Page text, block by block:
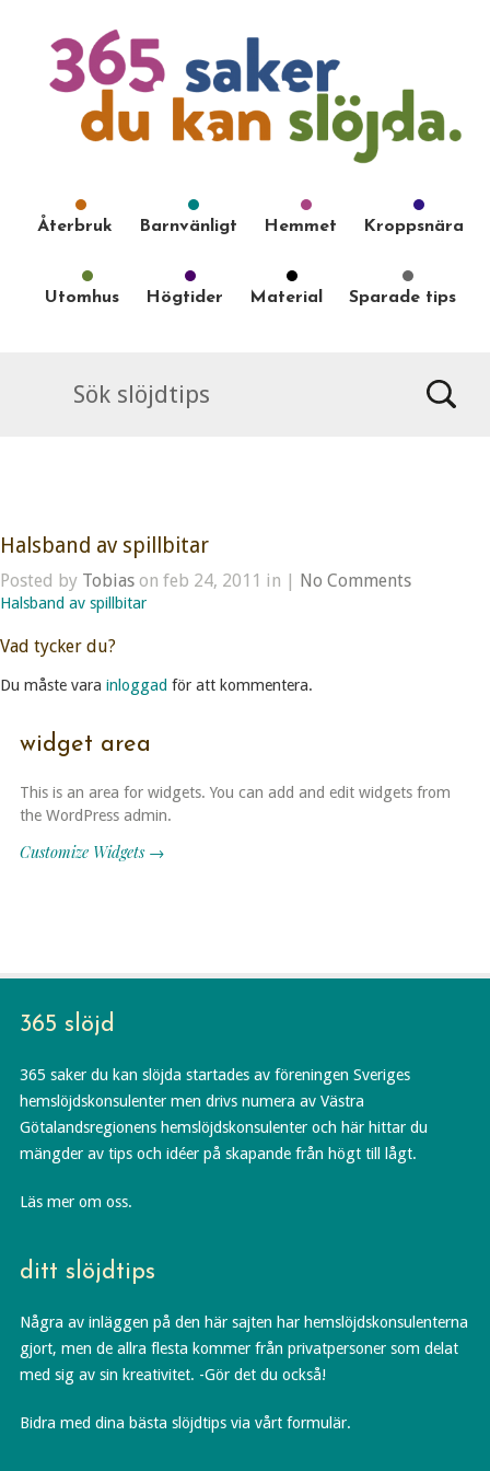
Återbruk Barnvänligt Hemmet Kroppsnära
Utomhus Högtider Material Sparade tips
Halsband av spillbitar
Posted by Tobias on feb 24, 2011 in | No Comments
Halsband av spillbitar
Vad tycker du?
Du måste vara inloggad för att kommentera.
widget area
This is an area for widgets. You can add and edit widgets from
the WordPress admin.
Customize Widgets →
365 slöjd
365 saker du kan slöjda startades av föreningen Sveriges
hemslöjdskonsulenter men drivs numera av Västra
Götalandsregionens hemslöjdskonsulenter och här hittar du
mängder av tips och idéer på skapande från högt till lågt.
Läs mer om oss.
ditt slöjdtips
Några av inläggen på den här sajten har hemslöjdskonsulenterna
gjort, men de allra flesta kommer från privatpersoner som delat
med sig av sin kreativitet. -Gör det du också!
Bidra med dina bästa slöjdtips via vårt formulär.